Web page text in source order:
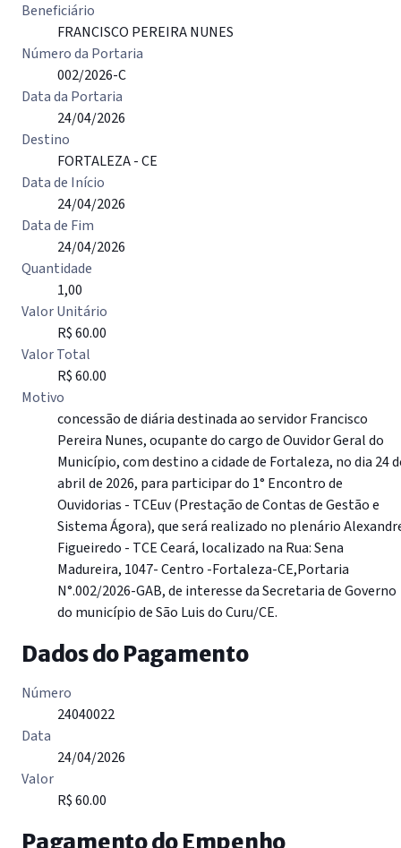
Beneficiário
FRANCISCO PEREIRA NUNES
Número da Portaria
002/2026-C
Data da Portaria
24/04/2026
Destino
FORTALEZA - CE
Data de Início
24/04/2026
Data de Fim
24/04/2026
Quantidade
1,00
Valor Unitário
R$ 60.00
Valor Total
R$ 60.00
Motivo
concessão de diária destinada ao servidor Francisco
Pereira Nunes, ocupante do cargo de Ouvidor Geral do
Município, com destino a cidade de Fortaleza, no dia 24
abril de 2026, para participar do 1° Encontro de
Ouvidorias - TCEuv (Prestação de Contas de Gestão e
Sistema Ágora), que será realizado no plenário
Figueiredo - TCE Ceará, localizado na Rua: Sena
Madureira, 1047- Centro -Fortaleza-CE,Portaria
N°.002/2026-GAB, de interesse da Secretaria de Governo
do município de São Luis do Curu/CE.
Dados do Pagamento
Número
24040022
Data
24/04/2026
Valor
R$ 60.00
Pagamento do Empenho